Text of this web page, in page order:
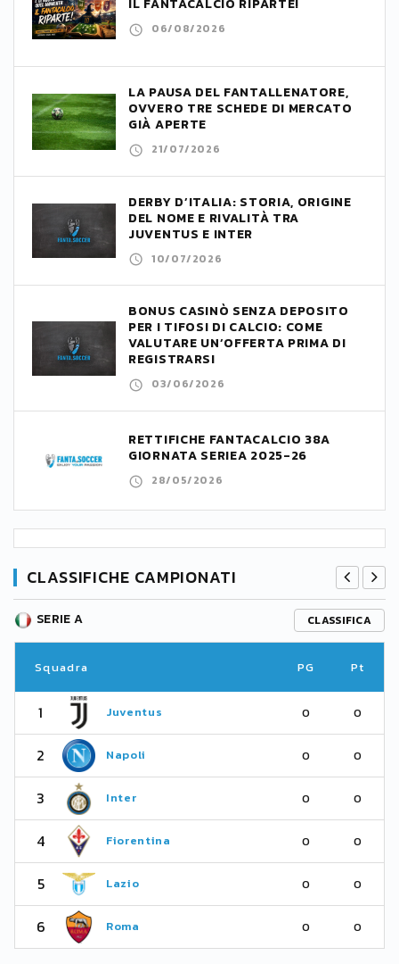
IL FANTACALCIO RIPARTE!
06/08/2026
LA PAUSA DEL FANTALLENATORE,
OVVERO TRE SCHEDE DI MERCATO
GIÀ APERTE
21/07/2026
DERBY D’ITALIA: STORIA, ORIGINE
DEL NOME E RIVALITÀ TRA
JUVENTUS E INTER
10/07/2026
BONUS CASINÒ SENZA DEPOSITO
PER I TIFOSI DI CALCIO: COME
VALUTARE UN’OFFERTA PRIMA DI
REGISTRARSI
03/06/2026
RETTIFICHE FANTACALCIO 38A
GIORNATA SERIEA 2025-26
28/05/2026
CLASSIFICHE CAMPIONATI
SERIE A CLASSIFICA
Squadra PG Pt
1 Juventus 0 0
2 Napoli 0 0
3 Inter 0 0
4 Fiorentina 0 0
5 Lazio 0 0
6 Roma 0 0